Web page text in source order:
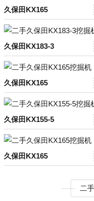
久保田KX165
久保田KX183-3
久保田KX165
久保田KX155-5
久保田KX165
二